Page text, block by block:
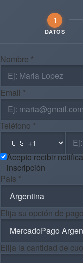
1
DATOS
Nombre *
Email *
Teléfono *
Acepto recibir
inscripción
País *
Elija su opción de pago
Elija la cantidad de